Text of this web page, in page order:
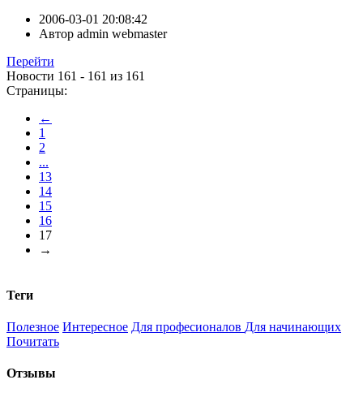
2006-03-01 20:08:42
Автор admin webmaster
Перейти
Новости 161 - 161 из 161
Страницы:
←
1
2
...
13
14
15
16
17
→
Теги
Полезное Интересное Для професионалов Для начинающих
Почитать
Отзывы